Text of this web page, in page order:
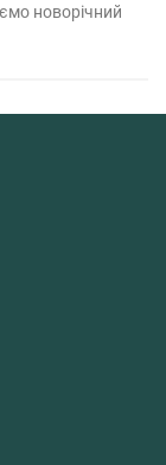
новорічний